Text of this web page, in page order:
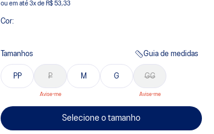
ou 3x de R$ 53,33
Cor:
Tamanhos Guia de medidas
PP P M G GG
Selecione o tamanho